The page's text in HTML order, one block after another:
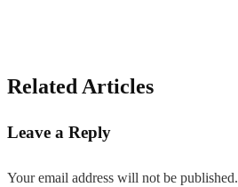
Related Articles
Leave a Reply
Your email address will not be published.